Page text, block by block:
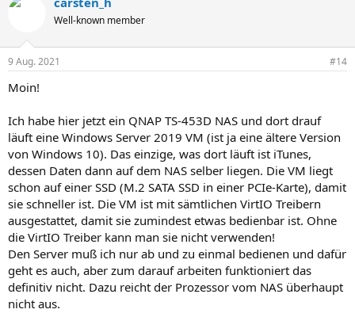
Well-known member
9 Aug. 2021 #14
Moin!
Ich habe hier jetzt ein QNAP TS-453D NAS und dort drauf
läuft eine Windows Server 2019 VM (ist ja eine ältere Version
von Windows 10). Das einzige, was dort läuft ist iTunes,
dessen Daten dann auf dem NAS selber liegen. Die VM liegt
schon auf einer SSD (M.2 SATA SSD in einer PCIe-Karte), damit
sie schneller ist. Die VM ist mit sämtlichen VirtIO Treibern
ausgestattet, damit sie zumindest etwas bedienbar ist. Ohne
die VirtIO Treiber kann man sie nicht verwenden!
Den Server muß ich nur ab und zu einmal bedienen und dafür
geht es auch, aber zum darauf arbeiten funktioniert das
definitiv nicht. Dazu reicht der Prozessor vom NAS überhaupt
nicht aus.